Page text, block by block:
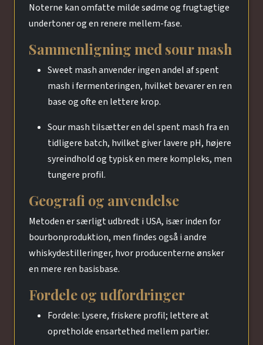
Noterne kan omfatte milde sødme og frugtagtige
undertoner og en renere mellem-fase.
Sammenligning med sour mash
Sweet mash anvender ingen andel af spent
mash i fermenteringen, hvilket bevarer en ren
base og ofte en lettere krop.
Sour mash tilsætter en del spent mash fra en
tidligere batch, hvilket giver lavere pH, højere
syreindhold og typisk en mere kompleks, men
tungere profil.
Geografi og anvendelse
Metoden er særligt udbredt i USA, især inden for
bourbonproduktion, men findes også i andre
whiskydestilleringer, hvor producenterne ønsker
en mere ren basisbase.
Fordele og udfordringer
Fordele: Lysere, friskere profil; lettere at
opretholde ensartethed mellem partier.